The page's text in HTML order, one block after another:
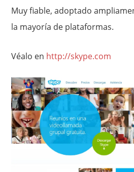
Muy fiable, adoptado
la mayoría de plataformas.
Véalo en http://skype.com